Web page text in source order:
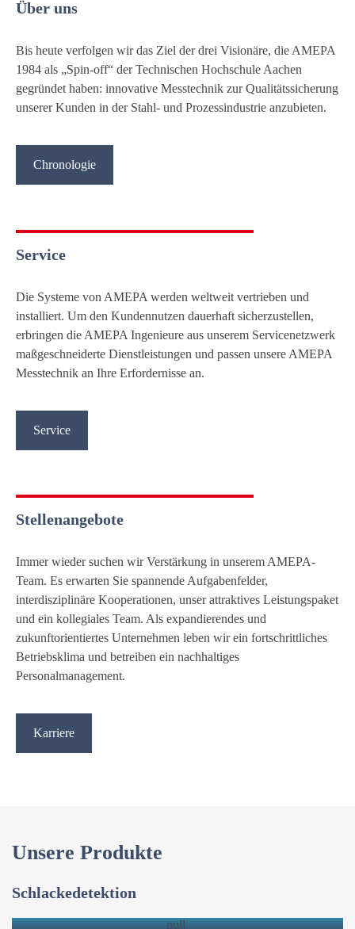
Über uns
Bis heute verfolgen wir das Ziel der drei Visionäre, die AMEPA
1984 als „Spin-off“ der Technischen Hochschule Aachen
gegründet haben: innovative Messtechnik zur Qualitätssicherung
unserer Kunden in der Stahl- und Prozessindustrie anzubieten.
Chronologie
Service
Die Systeme von AMEPA werden weltweit vertrieben und
installiert. Um den Kundennutzen dauerhaft sicherzustellen,
erbringen die AMEPA Ingenieure aus unserem Servicenetzwerk
maßgeschneiderte Dienstleistungen und passen unsere AMEPA
Messtechnik an Ihre Erfordernisse an.
Service
Stellenangebote
Immer wieder suchen wir Verstärkung in unserem AMEPA-
Team. Es erwarten Sie spannende Aufgabenfelder,
interdisziplinäre Kooperationen, unser attraktives Leistungspaket
und ein kollegiales Team. Als expandierendes und
zukunftorientiertes Unternehmen leben wir ein fortschrittliches
Betriebsklima und betreiben ein nachhaltiges
Personalmanagement.
Karriere
Unsere Produkte
Schlackedetektion
ESD